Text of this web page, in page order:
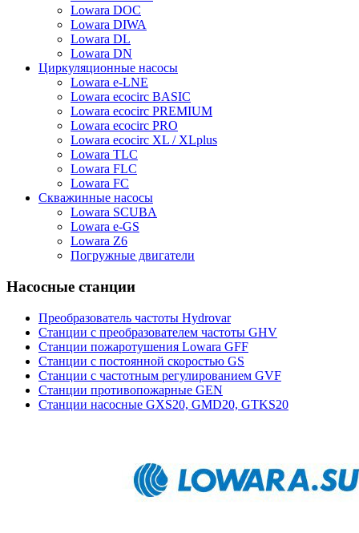
Lowara DOC
Lowara DIWA
Lowara DL
Lowara DN
Циркуляционные насосы
Lowara e-LNE
Lowara ecocirc BASIC
Lowara ecocirc PREMIUM
Lowara ecocirc PRO
Lowara ecocirc XL / XLplus
Lowara TLC
Lowara FLC
Lowara FC
Скважинные насосы
Lowara SCUBA
Lowara e-GS
Lowara Z6
Погружные двигатели
Насосные станции
Преобразователь частоты Hydrovar
Станции с преобразователем частоты GHV
Станции пожаротушения Lowara GFF
Станции с постоянной скоростью GS
Станции с частотным регулированием GVF
Станции противопожарные GEN
Станции насосные GXS20, GMD20, GTKS20